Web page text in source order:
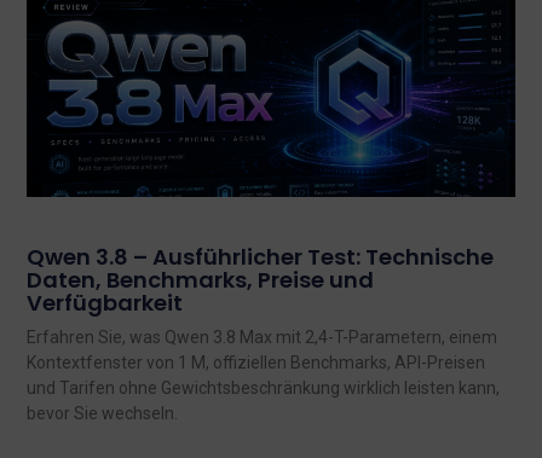
Qwen 3.8 – Ausführlicher Test: Technische
Daten, Benchmarks, Preise und
Verfügbarkeit
Erfahren Sie, was Qwen 3.8 Max mit 2,4-T-Parametern, einem
Kontextfenster von 1 M, offiziellen Benchmarks, API-Preisen
und Tarifen ohne Gewichtsbeschränkung wirklich leisten kann,
bevor Sie wechseln.